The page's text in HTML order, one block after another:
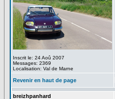
Inscrit le: 24 Aoû 2007
Messages: 2369
Localisation: Val de Marne
Revenir en haut de page
breizhpanhard